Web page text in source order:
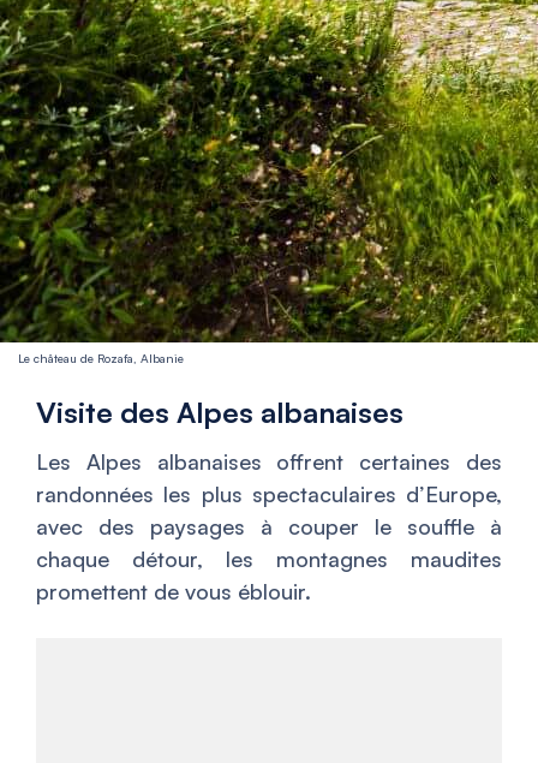
Le château de Rozafa, Albanie
Visite des Alpes albanaises
Les Alpes albanaises offrent certaines des
randonnées les plus spectaculaires d’Europe,
avec des paysages à couper le souffle à
chaque détour, les montagnes maudites
promettent de vous éblouir.